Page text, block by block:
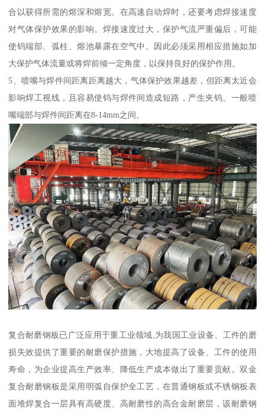
合以获得所需的熔深和熔宽。在高速自动焊时，还要考虑焊接速度
对气体保护效果的影响。焊接速度过大，保护气流严重偏后，可能
使钨端部、弧柱、熔池暴露在空气中。因此必须采用相应措施如加
大保护气体流量或将焊前倾一定角度，以保持良好的保护作用。
5、喷嘴与焊件间距离距离越大，气体保护效果越差，但距离太近会
影响焊工视线，且容易使钨与焊件间造成短路，产生夹钨。一般喷
嘴端部与焊件间距离在8-14mm之间。
复合耐磨钢板已广泛应用于重工业领域,为我国工业设备、工件的磨
损失效提供了重要的耐磨保护措施，大地提高了设备、工件的使用
寿命，为企业提高生产效率、降低生产成本做出了重要贡献。双金
复合耐磨钢板是采用明弧自保护全工艺，在普通钢板或不锈钢板表
面堆焊复合一层具有高硬度、高耐磨性的高合金耐磨层，该耐磨钢